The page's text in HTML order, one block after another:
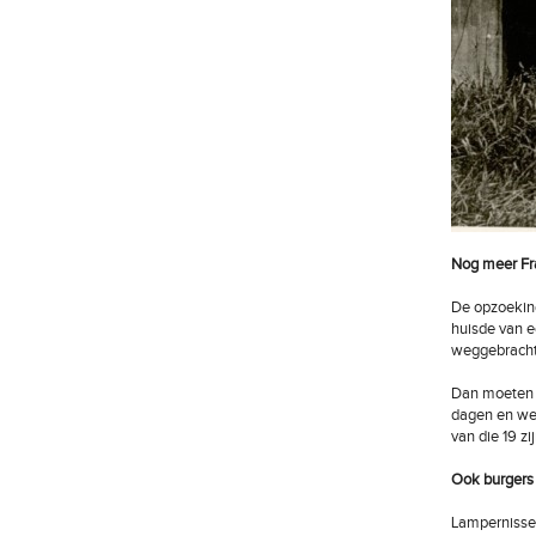
Nog meer
De
huisde van
Dan
dagen en
van die 19
Ook